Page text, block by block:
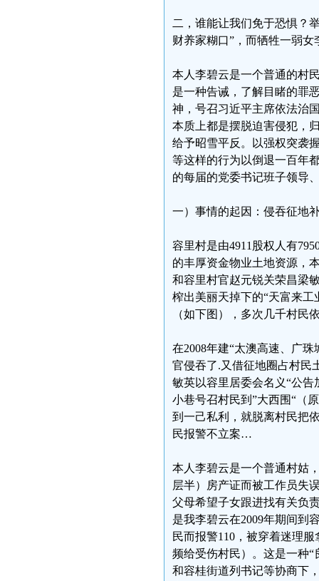
二，谁能让我们免于恐惧？
财养家糊口”，而牺牲一弱
本人李碧云是一个普通的村
是一种告诫，了解目睹的罪
神，号召习近平主席依法治
本质上都是摆脱迫害侵犯，
给予昭雪平反。以强权突袭
等这样的行为以倒退一百年
的每届的党委书记班子领导
一）事情的起因：侵吞征地
容里村是由4911股权人有
的丰厚资金物业土地资源，
和容里村官赵元锐关荣昌梁
榨出美丽天掉下的“天富来
（如下图），多次几千村
在2008年建“太澳高速、广
官侵吞了.又借征地圈占村
敏英以容里居委会名义“公告
小巷号召村民到”大西围“（
到一己私利，就脱离村民把
民报警不立案…
本人李碧云是一个普通村姑
层半）房产证而被工作员失
父母希望子女跟进找有关负
是我李碧云在2009年期间到
民而报警110，被穿着迷理
频给受伤村民）。这是一种
和容桂街道列书记等协商下